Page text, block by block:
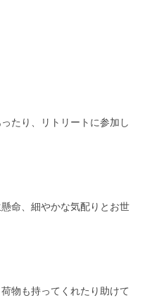
たり、リトリートに参加し
命、細やかな気配りとお世
物も持ってくれたり助けて